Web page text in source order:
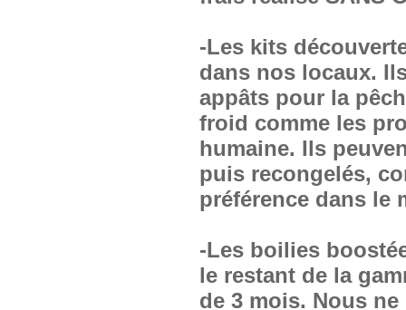
-Les kits
dans nos locaux.
appâts pour la
froid comme les
humaine. Ils
puis recongelés,
préférence dans le
-Les boilies
le restant de la
de 3 mois. Nous